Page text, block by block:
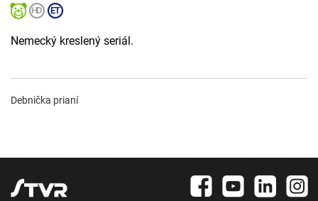
Nemecký kreslený seriál.
Debnička prianí